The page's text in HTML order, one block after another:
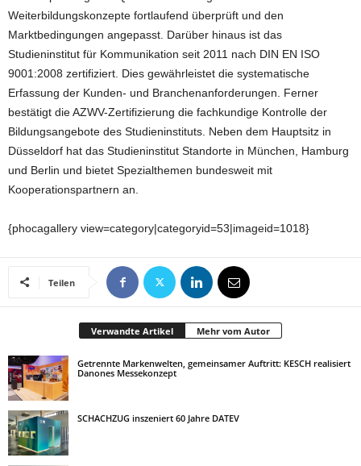
Weiterbildungskonzepte fortlaufend überprüft und den
Marktbedingungen angepasst. Darüber hinaus ist das
Studieninstitut für Kommunikation seit 2011 nach DIN EN ISO
9001:2008 zertifiziert. Dies gewährleistet die systematische
Erfassung der Kunden- und Branchenanforderungen. Ferner
bestätigt die AZWV-Zertifizierung die fachkundige Kontrolle der
Bildungsangebote des Studieninstituts. Neben dem Hauptsitz in
Düsseldorf hat das Studieninstitut Standorte in München, Hamburg
und Berlin und bietet Spezialthemen bundesweit mit
Kooperationspartnern an.
{phocagallery view=category|categoryid=53|imageid=1018}
Teilen
Verwandte Artikel Mehr vom Autor
Getrennte Markenwelten, gemeinsamer Auftritt: KESCH realisiert
Danones Messekonzept
SCHACHZUG inszeniert 60 Jahre DATEV